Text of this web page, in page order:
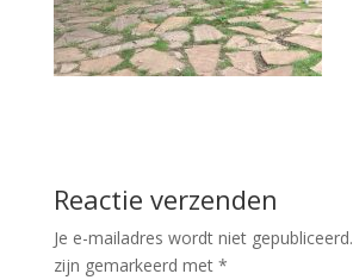
Reactie verzenden
Je e-mailadres wordt niet gepubliceerd.
zijn gemarkeerd met *